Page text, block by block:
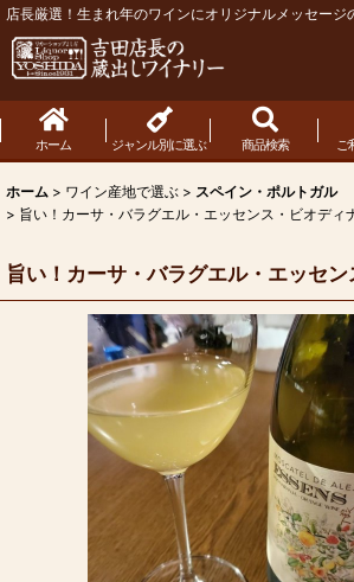
店長厳選！生まれ年のワインにオリジナルメッセージ
ホーム ジャンル別に選ぶ 商品検索 ご
ホーム > ワイン産地で選ぶ > スペイン・ポルトガル
> 旨い！カーサ・バラグエル・エッセンス・ビオディ
旨い！カーサ・バラグエル・エッセン